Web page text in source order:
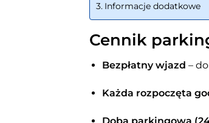
Informacje dodatkowe
Cennik
Bezpłatny wjazd –
Każda rozpoczęta
Doba parkingowa